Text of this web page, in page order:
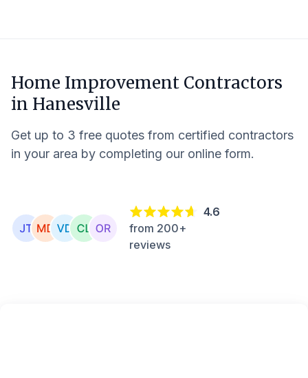
Home Improvement Contractors
in Hanesville
Get up to 3 free quotes from certified contractors
in your area by completing our online form.
4.6
from 200+
reviews